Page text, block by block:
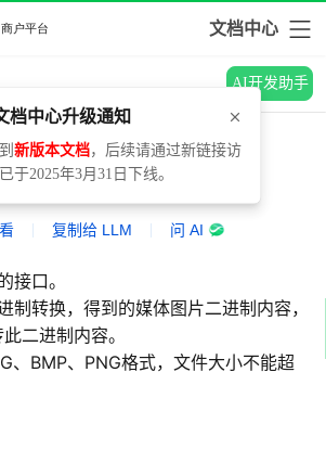
文档中心
AI开发助手
复制给 LLM 问 AI
接口。
制转换，得到的媒体图片二进制内容，
二进制内容。
、BMP、PNG格式，文件大小不能超
档中心升级通知
新版本文档，后续请通过新链接访
已于2025年3月31日下线。